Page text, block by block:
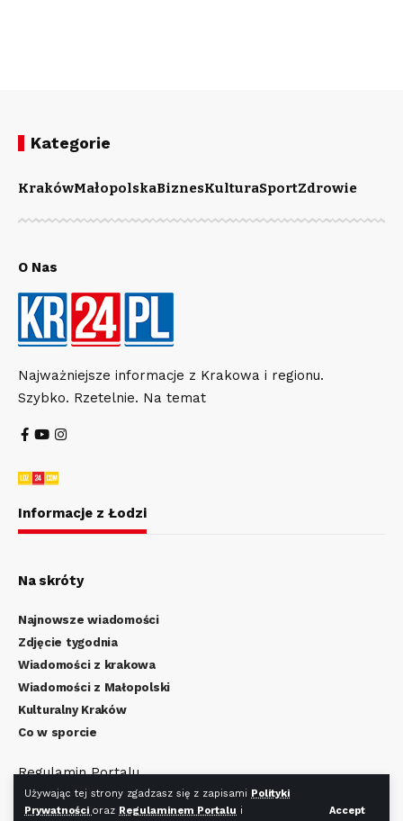
Używając tej strony zgadzasz się z zapisami Polityki
Prywatności oraz Regulaminem Portalu i
Accept
Kategorie
KrakówMałopolskaBiznesKulturaSportZdrowie
O Nas
Najważniejsze informacje z Krakowa i regionu.
Szybko. Rzetelnie. Na temat
Informacje z Łodzi
Na skróty
Najnowsze wiadomości
Zdjęcie tygodnia
Wiadomości z krakowa
Wiadomości z Małopolski
Kulturalny Kraków
Co w sporcie
Regulamin Portalu
Polityka Prywatności